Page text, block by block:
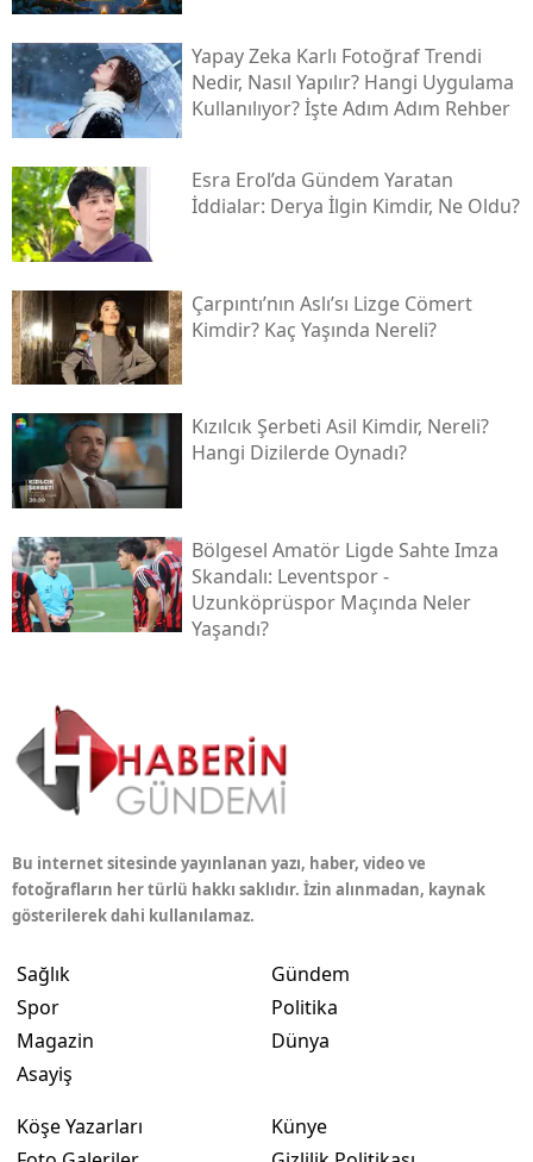
Yapay Zeka Karlı Fotoğraf Trendi
Nedir, Nasıl Yapılır? Hangi Uygulama
Kullanılıyor? İşte Adım Adım Rehber
Esra Erol’da Gündem Yaratan
İddialar: Derya İlgin Kimdir, Ne Oldu?
Çarpıntı’nın Aslı’sı Lizge Cömert
Kimdir? Kaç Yaşında Nereli?
Kızılcık Şerbeti Asil Kimdir, Nereli?
Hangi Dizilerde Oynadı?
Bölgesel Amatör Ligde Sahte Imza
Skandalı: Leventspor -
Uzunköprüspor Maçında Neler
Yaşandı?
Bu internet sitesinde yayınlanan yazı, haber, video ve
fotoğrafların her türlü hakkı saklıdır. İzin alınmadan, kaynak
gösterilerek dahi kullanılamaz.
Sağlık
Spor
Magazin
Asayiş
Gündem
Politika
Dünya
Köşe Yazarları
Künye